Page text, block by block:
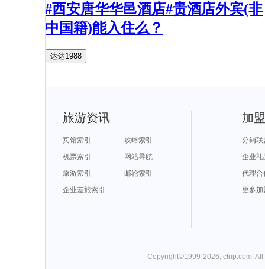
#西安唐华华邑酒店#贵酒店外宾(非
中国籍)能入住么？
达达1988
旅游资讯
宾馆索引
攻略索引
机票索引
网站导航
旅游索引
邮轮索引
企业差旅索引
加
分销联
企业礼
代理合
更多加
Copyright©1999-2026 ctrip.com .